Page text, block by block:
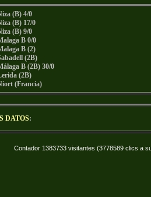
(B) 4/0
(B) 17/0
(B) 9/0
B 0/0
B (2)
(2B)
B (2B) 30/0
(2B)
(Francia)
DATOS:
Contador 1383733 visitantes (3778589 clics a